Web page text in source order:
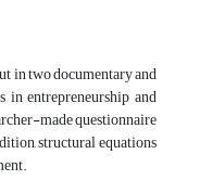
in two documentary and
in entrepreneurship and
made questionnaire
structural equations